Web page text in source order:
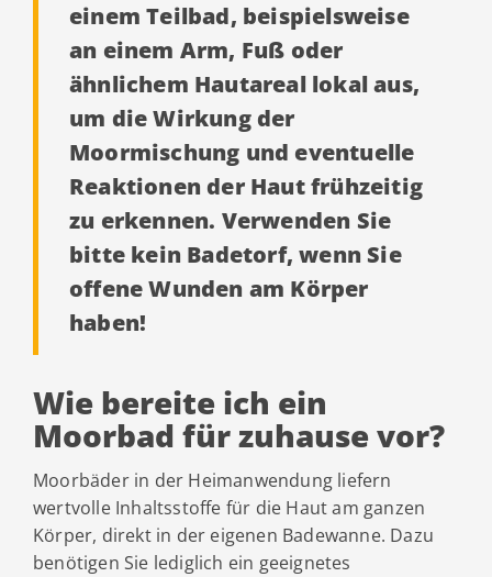
einem Teilbad, beispielsweise
an einem Arm, Fuß oder
ähnlichem Hautareal lokal aus,
um die Wirkung der
Moormischung und eventuelle
Reaktionen der Haut frühzeitig
zu erkennen. Verwenden Sie
bitte kein Badetorf, wenn Sie
offene Wunden am Körper
haben!
Wie bereite ich ein
Moorbad für zuhause vor?
Moorbäder in der Heimanwendung liefern
wertvolle Inhaltsstoffe für die Haut am ganzen
Körper, direkt in der eigenen Badewanne. Dazu
benötigen Sie lediglich ein geeignetes